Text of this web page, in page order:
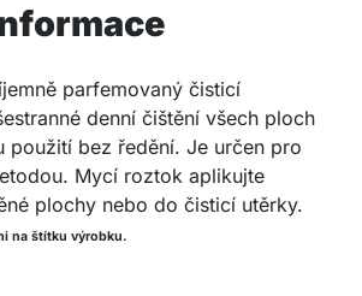
parfemovaný čisticí
denní čištění všech ploch
použití bez ředění. Je určen pro
Mycí roztok aplikujte
plochy nebo do čisticí utěrky.
na štítku výrobku.